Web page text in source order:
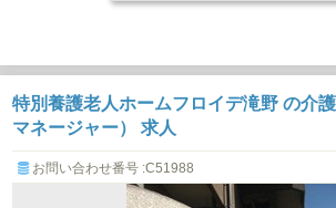
特別養護老人ホームフロイデ滝野 の介
マネージャー） 求人
お問い合わせ番号 :C51988